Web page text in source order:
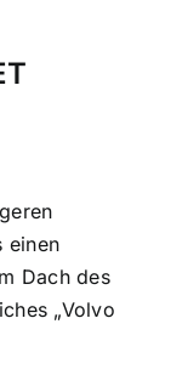
einen
Dach des
„Volvo